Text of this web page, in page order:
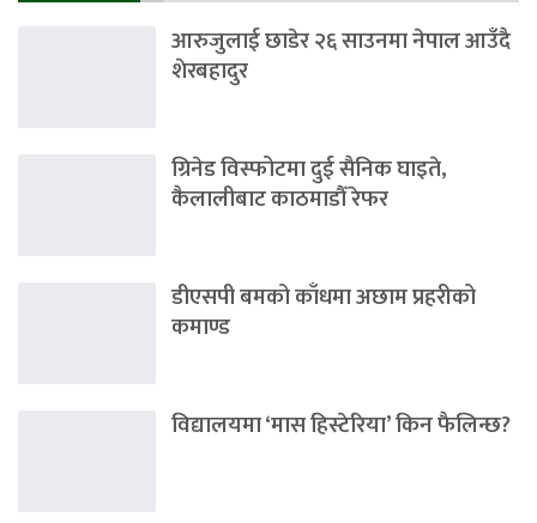
आरुजुलाई छाडेर २६ साउनमा नेपाल आउँदै
शेरबहादुर
ग्रिनेड विस्फोटमा दुई सैनिक घाइते,
कैलालीबाट काठमाडौँ रेफर
डीएसपी बमको काँधमा अछाम प्रहरीको
कमाण्ड
विद्यालयमा ‘मास हिस्टेरिया’ किन फैलिन्छ?